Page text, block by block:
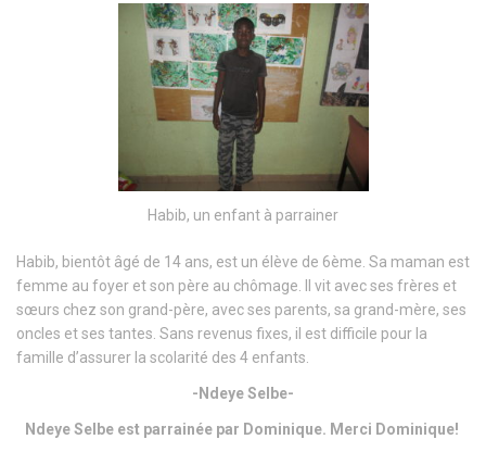
Habib, un enfant à parrainer
Habib, bientôt âgé de 14 ans, est un élève de 6ème. Sa maman est
femme au foyer et son père au chômage. Il vit avec ses frères et
sœurs chez son grand-père, avec ses parents, sa grand-mère, ses
oncles et ses tantes. Sans revenus fixes, il est difficile pour la
famille d’assurer la scolarité des 4 enfants.
-Ndeye Selbe-
Ndeye Selbe est parrainée par Dominique. Merci Dominique!